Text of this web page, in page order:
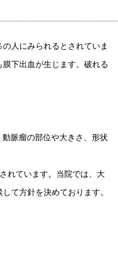
人にみられるとされていま
下出血が生じます。破れる
脈瘤の部位や大きさ、形状
れています。当院では、大
て方針を決めております。